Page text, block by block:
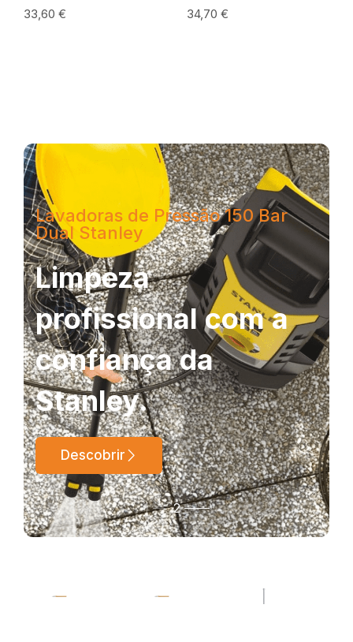
33,60 € 34,70 €
Lavadoras de Pressão 150 Bar
Dual Stanley
Limpeza
profissional com a
confiança da
Stanley.
Descobrir
1 2